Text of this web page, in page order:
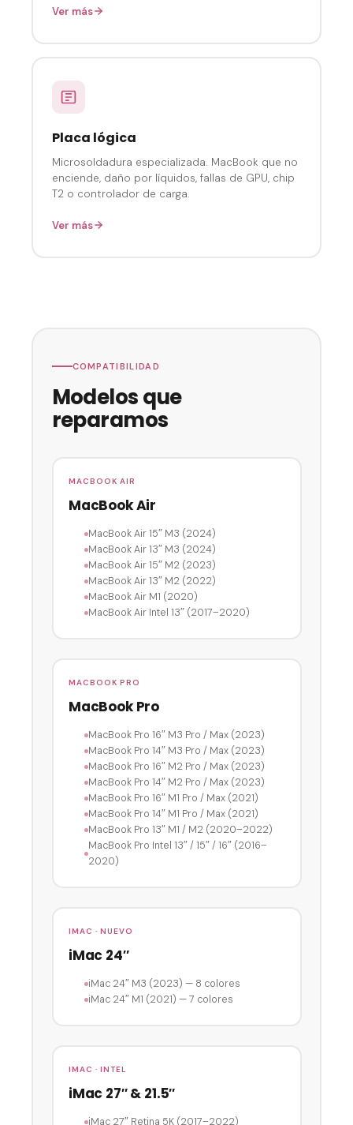
Ver más
Placa lógica
Microsoldadura especializada. MacBook que no
enciende, daño por líquidos, fallas de GPU, chip
T2 o controlador de carga.
Ver más
COMPATIBILIDAD
Modelos que
reparamos
MACBOOK AIR
MacBook Air
MacBook Air 15″ M3 (2024)
MacBook Air 13″ M3 (2024)
MacBook Air 15″ M2 (2023)
MacBook Air 13″ M2 (2022)
MacBook Air M1 (2020)
MacBook Air Intel 13″ (2017–2020)
MACBOOK PRO
MacBook Pro
MacBook Pro 16″ M3 Pro / Max (2023)
MacBook Pro 14″ M3 Pro / Max (2023)
MacBook Pro 16″ M2 Pro / Max (2023)
MacBook Pro 14″ M2 Pro / Max (2023)
MacBook Pro 16″ M1 Pro / Max (2021)
MacBook Pro 14″ M1 Pro / Max (2021)
MacBook Pro 13″ M1 / M2 (2020–2022)
MacBook Pro Intel 13″ / 15″ / 16″ (2016–
2020)
IMAC · NUEVO
iMac 24″
iMac 24″ M3 (2023) — 8 colores
iMac 24″ M1 (2021) — 7 colores
IMAC · INTEL
iMac 27″ & 21.5″
iMac 27″ Retina 5K (2017–2022)